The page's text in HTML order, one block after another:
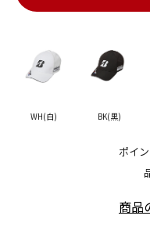
ポイ
WH(白) BK(黒)
商品